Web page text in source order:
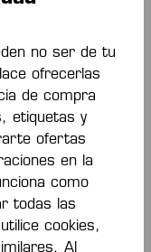
625está
el mundo, y tu
la lengüeta.
no ser de tu
ofrecerlas
de compra
etiquetas y
ofertas
en la
como
todas las
cookies,
Al